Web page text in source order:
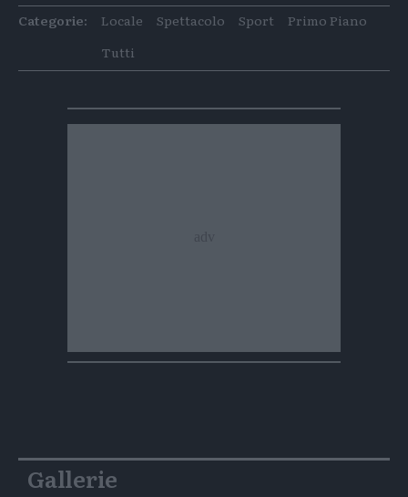
articolo
su
Whatsapp
articolo
su
Telegram
Categorie: Locale Spettacolo Sport
Primo Piano
Tutti
Gallerie